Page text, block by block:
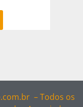
–Todos os